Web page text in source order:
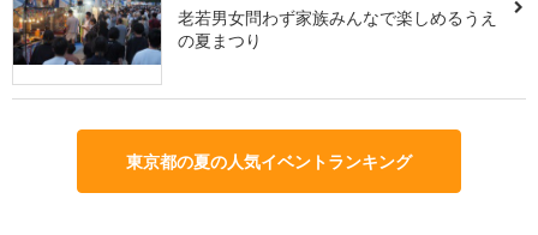
老若男女問わず家族みんなで楽しめるうえ
の夏まつり
東京都の夏の人気イベントランキング